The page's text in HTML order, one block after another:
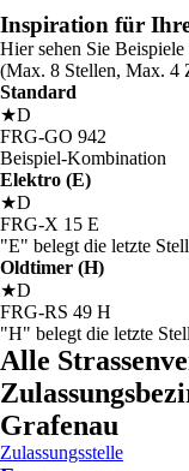
Inspiration für Ihre
Hier sehen Sie
(Max. 8 Stellen, Max. 4
Standard
★D
FRG-GO 942
Beispiel-Kombination
Elektro (E)
★D
FRG-X 15 E
"E" belegt die letzte
Oldtimer (H)
★D
FRG-RS 49 H
"H" belegt die letzte
Alle
Grafenau
Zulassungsstelle